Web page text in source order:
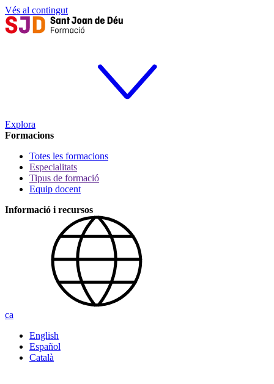
Vés al contingut
Explora
Formacions
Totes les formacions
Especialitats
Tipus de formació
Equip docent
Informació i recursos
ca
English
Español
Català